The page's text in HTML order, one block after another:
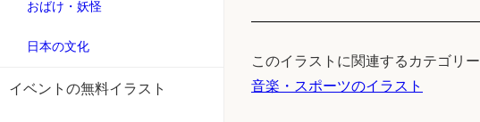
おばけ・妖怪
日本の文化
イベントの無料イラスト
このイラストに関連するカテゴリー
音楽・スポーツのイラスト